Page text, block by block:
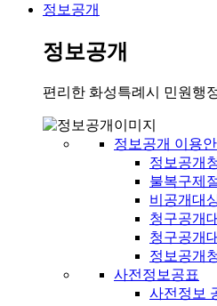
정보공개
정보공개
편리한 화성특례시 민원행
정보공개 이용
정보공개
불복구제
비공개대
청구공개
청구공개
정보공개
사전정보공표
사전정보